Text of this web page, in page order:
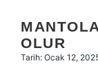
Hakkımızda
OLUR
Tarih: Ocak 12,